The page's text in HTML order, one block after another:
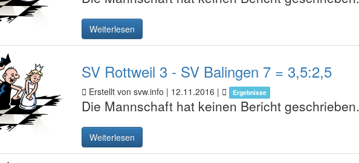
Weiterlesen
SV Rottweil 3 - SV Balingen 7 = 3,5:2,5
Erstellt von svw.info | 12.11.2016 | Ergebnisse
Die Mannschaft hat keinen Bericht geschrieben.
Weiterlesen